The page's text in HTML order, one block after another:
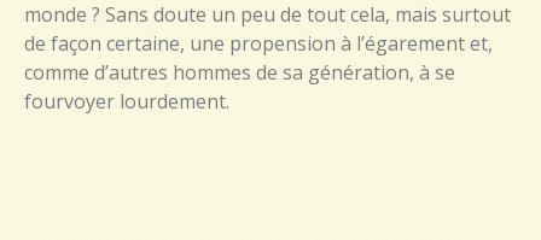
monde ? Sans doute un peu de tout cela, mais surtout
de façon certaine, une propension à l’égarement et,
comme d’autres hommes de sa génération, à se
fourvoyer lourdement.